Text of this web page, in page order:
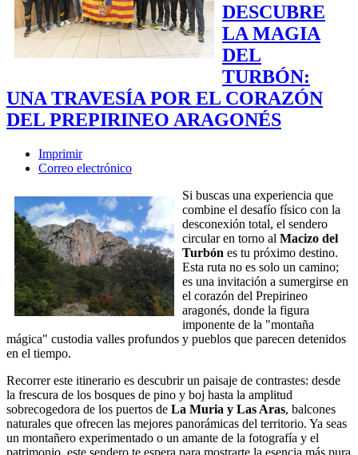
DESCUBRE
LA MAGIA
DEL
TURBÓN:
UNA TRAVESÍA POR EL CORAZÓN
DEL PREPIRINEO ARAGONÉS
Imprimir
Correo electrónico
Si buscas una experiencia que
combine el desafío físico con la
desconexión total, el sendero
circular en torno al Macizo del
Turbón es tu próximo destino.
Esta ruta no es solo un camino;
es una invitación a sumergirse en
el corazón del Prepirineo
aragonés, donde la figura
imponente de la "montaña
mágica" custodia valles profundos y pueblos que parecen detenidos
en el tiempo.
Recorrer este itinerario es descubrir un paisaje de contrastes: desde
la frescura de los bosques de pino y boj hasta la amplitud
sobrecogedora de los puertos de La Muria y Las Aras, balcones
naturales que ofrecen las mejores panorámicas del territorio. Ya seas
un montañero experimentado o un amante de la fotografía y el
patrimonio, este sendero te espera para mostrarte la esencia más pura